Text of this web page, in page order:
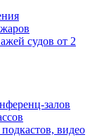
судов от 2
залов
видео